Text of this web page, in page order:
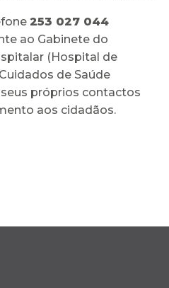
253 027 044
ao Gabinete do
(Hospital de
de Saúde
próprios contactos
aos cidadãos.